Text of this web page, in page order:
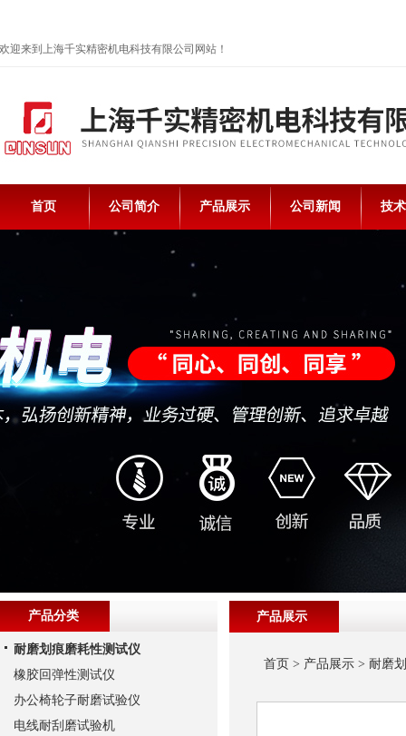
欢迎来到上海千实精密机电科技有限公司网站！
首页 公司简介 产品展示 公司新闻 技
产品展示
首页 > 产品展示> 耐磨
产品分类
耐磨划痕磨耗性测试仪
橡胶回弹性测试仪
办公椅轮子耐磨试验仪
电线耐刮磨试验机